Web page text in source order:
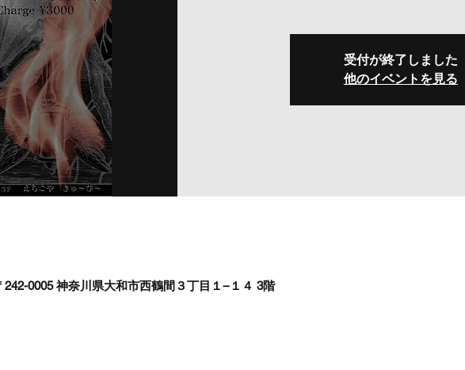
受付が終了しました
他のイベントを見る
0005 神奈川県大和市西鶴間３丁目１−１４ 3階